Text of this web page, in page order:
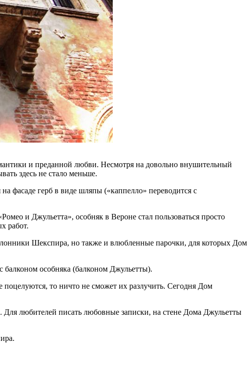
и преданной любви. Несмотря на довольно внушительный
здесь не стало меньше.
фасаде герб в виде шляпы («каппелло» переводится с
и Джульетта», особняк в Вероне стал пользоваться просто
работ.
Шекспира, но также и влюбленные парочки, для которых Дом
балконом особняка (балконом Джульетты).
то ничто не сможет их разлучить. Сегодня Дом
любителей писать любовные записки, на стене Дома Джульетты